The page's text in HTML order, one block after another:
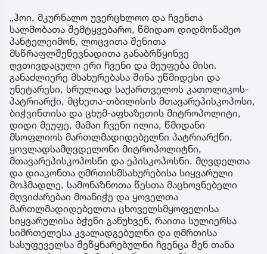
„ჰოი, მკურნალო უვერცხლოო და ჩვენთა
სალმობათა შემტყვებარო, წმიდაო დიდმოწამეო
პანტელეიმონ, ლოცვითა შენითა
მსწრაფლშეწევნადითა განაბრწყინვე
ღვთივდაცული ერი ჩვენი და მეუფება მისი.
განაძლიერე მსახურებასა შინა უწმიდესი და
უნეტარესი, სრულიად საქართველოს კათოლიკოს-
პატრიარქი, მცხეთა-თბილისის მთავარეპისკოპოსი,
ბიჭვინთისა და ცხუმ-აფხაზეთის მიტროპოლიტი,
დიდი მეუფე, მამაი ჩვენი ილია, წმიდანი
მსოფლიოს მართლმადიდებელნი პატრიარქნი,
ყოვლადსამღვდელონი მიტროპოლიტნი,
მთავარეპისკოპოსნი და ეპისკოპოსნი. მღვდელთა
და დიაკონთა ღმრთისმსახურებისა სიყვარული
მოჰმადლე, სამონაზნოთა წესთა მაცხოვნებელი
მღვიძარებაი მოანიჭე და ყოველთა
მართლმადიდებელთა ცხოველსმყოფელისა
სიყვარულისა ბჭენი განუხვენ, რაითა სულიერსა
სიმრთელესა კვალადგებულნი და ღმრთისა
სასუფეველსა შეწყნარებულნი ჩვენცა შენ თანა